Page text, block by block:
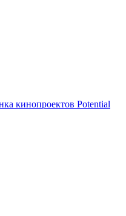
кинопроектов Potential